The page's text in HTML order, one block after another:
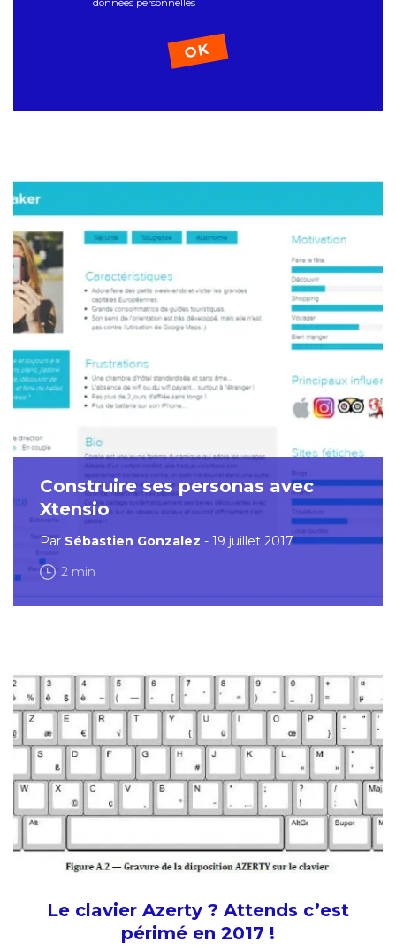
données personnelles
Construire ses personas avec
Xtensio
Par Sébastien Gonzalez - 19 juillet 2017
2 min
Le clavier Azerty ? Attends c’est
périmé en 2017 !